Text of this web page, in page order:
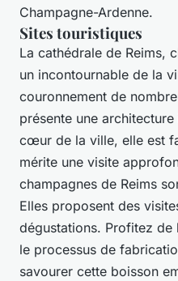
Champagne-Ardenne.
Sites touristiques
La cathédrale de
un incontournable de la
couronnement de
présente une
cœur de la ville, elle est
mérite une visite
champagnes de Reims
Elles proposent des
dégustations. Profitez
le processus de
savourer cette boisson